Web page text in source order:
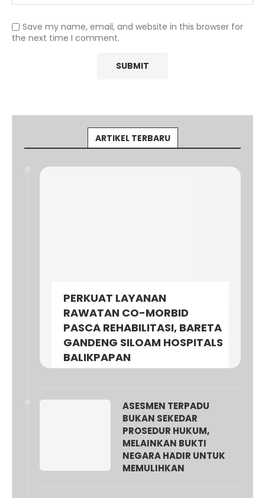
Save my name, email, and website in this browser for
the next time I comment.
ARTIKEL TERBARU
PERKUAT LAYANAN
RAWATAN CO-MORBID
PASCA REHABILITASI, BARETA
GANDENG SILOAM HOSPITALS
BALIKPAPAN
ASESMEN TERPADU
BUKAN SEKEDAR
PROSEDUR HUKUM,
MELAINKAN BUKTI
NEGARA HADIR UNTUK
MEMULIHKAN